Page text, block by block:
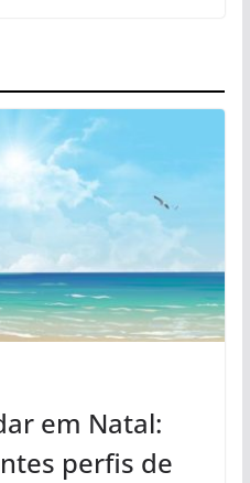
em Natal:
perfis de